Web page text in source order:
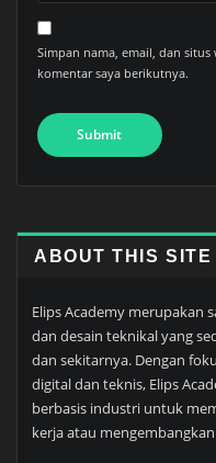
Simpan nama, email, dan
komentar saya berikutnya.
ABOUT THIS SITE
Elips Academy merupakan
dan desain teknikal yang
dan sekitarnya. Dengan
digital dan teknis, Elips
berbasis industri untuk
kerja atau